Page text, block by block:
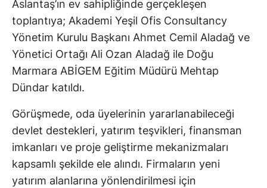
Aslantaş’ın ev sahipliğinde gerçekleşen
toplantıya; Akademi Yeşil Ofis Consultancy
Yönetim Kurulu Başkanı Ahmet Cemil Aladağ ve
Yönetici Ortağı Ali Ozan Aladağ ile Doğu
Marmara ABİGEM Eğitim Müdürü Mehtap
Dündar katıldı.
Görüşmede, oda üyelerinin yararlanabileceği
devlet destekleri, yatırım teşvikleri, finansman
imkanları ve proje geliştirme mekanizmaları
kapsamlı şekilde ele alındı. Firmaların yeni
yatırım alanlarına yönlendirilmesi için